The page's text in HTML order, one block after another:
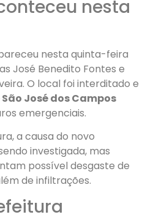
nesta
nesta quinta-feira
José Benedito Fontes e
O local foi interditado e
José dos Campos
emergenciais.
a causa do novo
investigada, mas
possível desgaste de
de infiltrações.